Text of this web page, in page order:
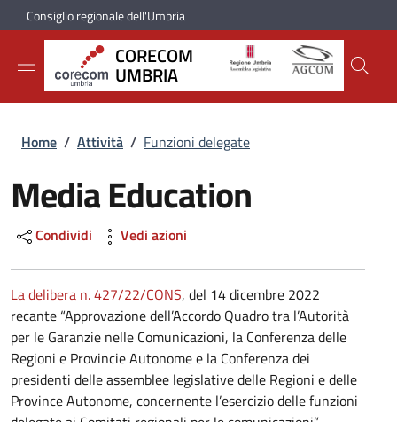
al contenuto principale
to footer content
Consiglio regionale dell'Umbria
CORECOM
UMBRIA
Briciole di pane
Home / Attività / Funzioni delegate
Media Education
Condividi Vedi azioni
La delibera n. 427/22/CONS, del 14 dicembre 2022
recante “Approvazione dell’Accordo Quadro tra l’Autorità
per le Garanzie nelle Comunicazioni, la Conferenza delle
Regioni e Provincie Autonome e la Conferenza dei
presidenti delle assemblee legislative delle Regioni e delle
Province Autonome, concernente l’esercizio delle funzioni